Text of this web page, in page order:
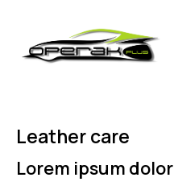
Leather care
Lorem ipsum dolor